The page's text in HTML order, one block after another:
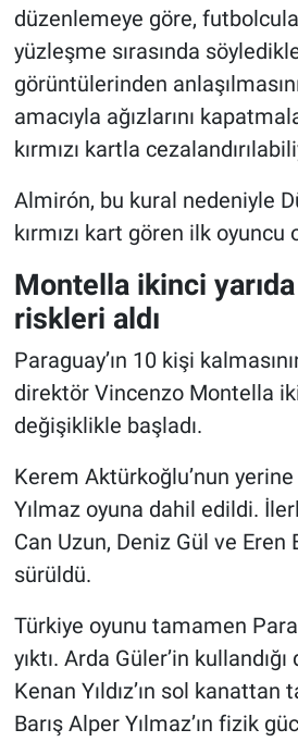
düzenlemeye göre,
yüzleşme sırasında
görüntülerinden
amacıyla ağızlarını
kırmızı kartla
Almirón, bu kural nedeniyle
kırmızı kart gören ilk oyuncu
Montella ikinci
riskleri aldı
Paraguay’ın 10 kişi
direktör Vincenzo Montella
değişiklikle başladı.
Kerem Aktürkoğlu’nun yerine
Yılmaz oyuna dahil edildi.
Can Uzun, Deniz Gül ve Eren
sürüldü.
Türkiye oyunu tamamen
yıktı. Arda Güler’in
Kenan Yıldız’ın sol kanattan
Barış Alper Yılmaz’ın fizik